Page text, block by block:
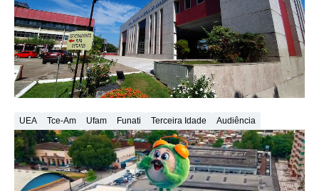
UEA Tce-Am Ufam Funati Terceira Idade Audiência